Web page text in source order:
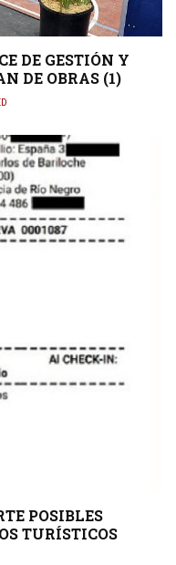
DE GESTIÓN Y
DE OBRAS (1)
POSIBLES
TURÍSTICOS